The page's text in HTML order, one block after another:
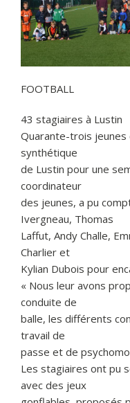
FOOTBALL
43 stagiaires à Lustin
Quarante-trois jeunes
synthétique
de Lustin pour une
coordinateur
des jeunes, a pu
Ivergneau, Thomas
Laffut, Andy Challe,
Charlier et
Kylian Dubois pour
« Nous leur avons
conduite de
balle, les différents
travail de
passe et de
Les stagiaires ont pu
avec des jeux